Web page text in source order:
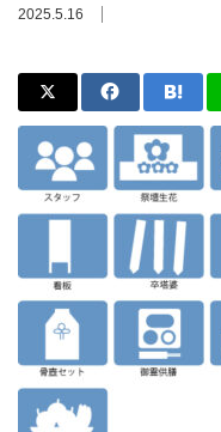
2025.5.16